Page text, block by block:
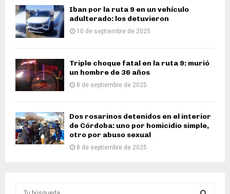
Iban por la ruta 9 en un vehículo
adulterado: los detuvieron
10 de septiembre de 2025
Triple choque fatal en la ruta 9: murió
un hombre de 36 años
8 de septiembre de 2025
Dos rosarinos detenidos en el interior
de Córdoba: uno por homicidio simple,
otro por abuso sexual
8 de septiembre de 2025